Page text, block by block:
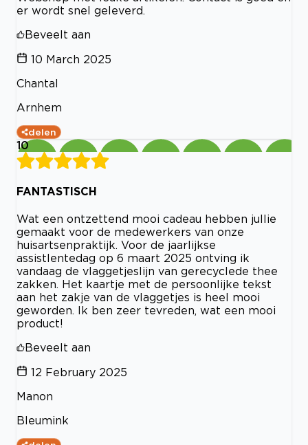
er wordt snel geleverd.
Beveelt aan
10 March 2025
Chantal
Arnhem
delen
10
FANTASTISCH
Wat een ontzettend mooi cadeau hebben jullie
gemaakt voor de medewerkers van onze
huisartsenpraktijk. Voor de jaarlijkse
assistlentedag op 6 maart 2025 ontving ik
vandaag de vlaggetjeslijn van gerecyclede thee
zakken. Het kaartje met de persoonlijke tekst
aan het zakje van de vlaggetjes is heel mooi
geworden. Ik ben zeer tevreden, wat een mooi
product!
Beveelt aan
12 February 2025
Manon
Bleumink